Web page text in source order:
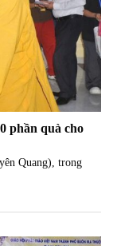
phần quà cho
Quang), trong